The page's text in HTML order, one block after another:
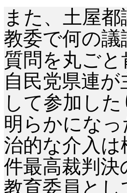
また、土屋
教委で何の
質問を丸ご
自民党県連
して参加し
明らかにな
治的な介入
件最高裁判
教育委員と